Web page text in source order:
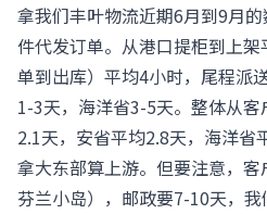
拿我们丰叶物流近期6月到9月
件代发订单。从港口提柜到上
单到出库）平均4小时，尾程派
1-3天，海洋省3-5天。整体从
2.1天，安省平均2.8天，海洋省
拿大东部算上游。但要注意，
芬兰小岛），邮政要7-10天，